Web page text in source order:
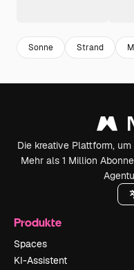
Sonne Strand
Die kreative Plattform,
Mehr als 1 Million
Produkte
Spaces
KI-Assistent